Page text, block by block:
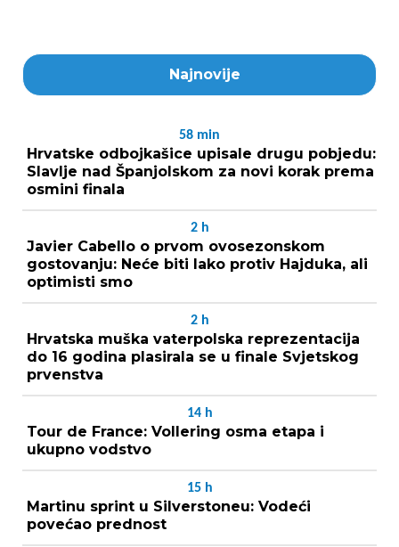
Najnovije
58 min
Hrvatske odbojkašice upisale drugu pobjedu:
Slavlje nad Španjolskom za novi korak prema
osmini finala
2 h
Javier Cabello o prvom ovosezonskom
gostovanju: Neće biti lako protiv Hajduka, ali
optimisti smo
2 h
Hrvatska muška vaterpolska reprezentacija
do 16 godina plasirala se u finale Svjetskog
prvenstva
14 h
Tour de France: Vollering osma etapa i
ukupno vodstvo
15 h
Martinu sprint u Silverstoneu: Vodeći
povećao prednost